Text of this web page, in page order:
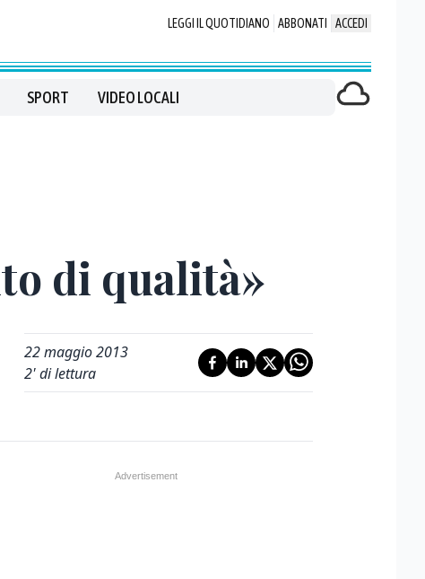
LEGGI IL QUOTIDIANO ABBONATI ACCEDI
SPORT VIDEO LOCALI
di qualità»
22 maggio 2013
2' di lettura